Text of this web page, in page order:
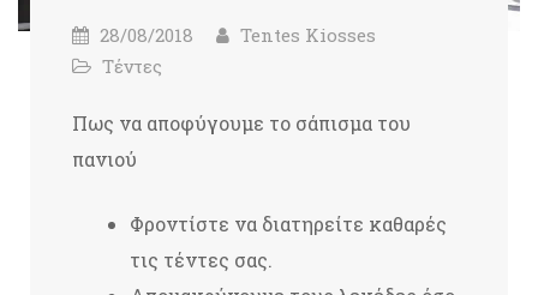
28/08/2018
Tentes Kiosses
Τέντες
Πως να αποφύγουμε το σάπισμα του
πανιού
Φροντίστε να διατηρείτε καθαρές
τις τέντες σας.